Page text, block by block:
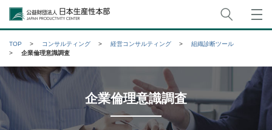
公益財団法人日本生産性本部
TOP コンサルティング 経営コンサルティング
組織診断ツール
企業倫理意識調査
企業倫理意識調査